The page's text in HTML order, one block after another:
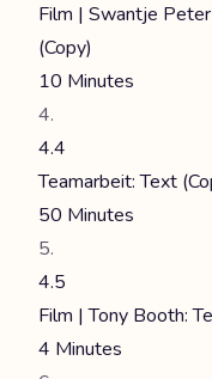
Film | Swantje
(Copy)
10 Minutes
4.4
Teamarbeit: Text
50 Minutes
4.5
Film | Tony Booth:
4 Minutes